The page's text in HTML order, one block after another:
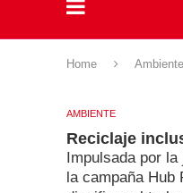
Home Ambiente
AMBIENTE
Reciclaje
Impulsada por la
la campaña Hub